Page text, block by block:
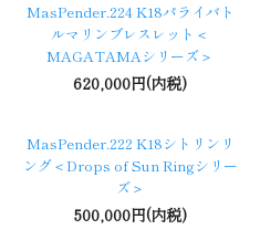
MasPender.224 K18パライバト
ルマリンブレスレット＜
MAGATAMAシリーズ＞
620,000円(内税)
MasPender.222 K18シトリンリ
ング＜Drops of Sun Ringシリー
ズ＞
500,000円(内税)